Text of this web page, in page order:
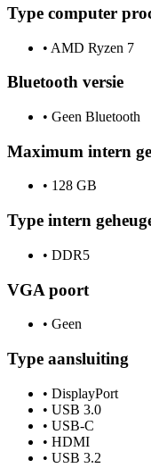
Type computer
• AMD Ryzen 7
Bluetooth versie
• Geen Bluetooth
Maximum intern
• 128 GB
Type intern
• DDR5
VGA poort
• Geen
Type aansluiting
• DisplayPort
• USB 3.0
• USB-C
• HDMI
• USB 3.2